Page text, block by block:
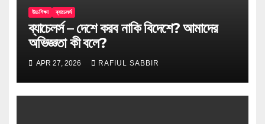
উচ্চশিক্ষা ব্যাচেলর্স
ব্যাচেলর্স – দেশে করব নাকি বিদেশে? আমাদের
অভিজ্ঞতা কী বলে?
APR 27, 2026 RAFIUL SABBIR